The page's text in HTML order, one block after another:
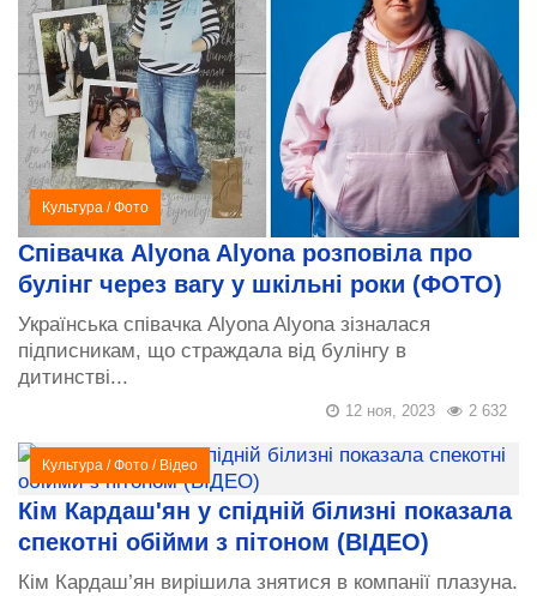
Культура /Фото
Співачка Alyona Alyona розповіла про
булінг через вагу у шкільні роки (ФОТО)
Українська співачка Alyona Alyona зізналася
підписникам, що страждала від булінгу в
дитинстві...
2 632
12 ноя, 2023
Культура /Фото / Відео
Кім Кардаш'ян у спідній білизні показала
спекотні обійми з пітоном (ВІДЕО)
Кім Кардаш’ян вирішила знятися в компанії плазуна.